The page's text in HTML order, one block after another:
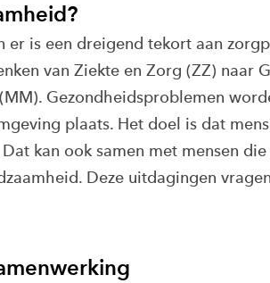
er is een dreigend tekort aan
van Ziekte en Zorg (ZZ) naar
Gezondheidsproblemen
plaats. Het doel is dat
kan ook samen met mensen
Deze uitdagingen